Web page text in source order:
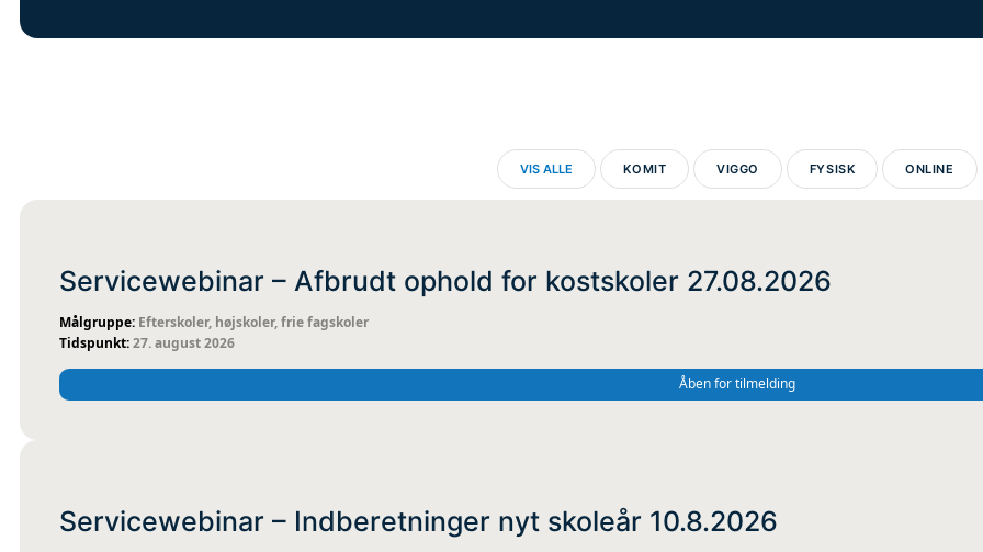
VIS ALLE KOMIT VIGGO FYSISK ONLINE
Servicewebinar – Afbrudt ophold for kostskoler 27.08.2026
Efterskoler, højskoler, frie fagskoler
27. august 2026
Åben for tilmelding
Servicewebinar – Indberetninger nyt skoleår 10.8.2026